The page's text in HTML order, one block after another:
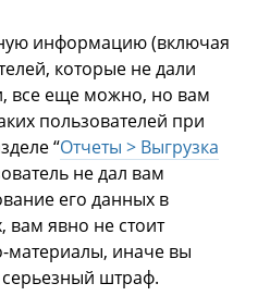
информацию (включая
которые не дали
все еще можно, но вам
пользователей при
“Отчеты > Выгрузка
не дал вам
его данных в
вам явно не стоит
материалы, иначе вы
штраф.